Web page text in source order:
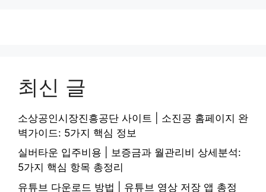
최신 글
소상공인시장진흥공단 사이트 | 소진공 홈페이지 완
벽가이드: 5가지 핵심 정보
실버타운 입주비용 | 보증금과 월관리비 상세분석:
5가지 핵심 항목 총정리
유튜브 다운로드 방법 | 유튜브 영상 저장 앱 총정